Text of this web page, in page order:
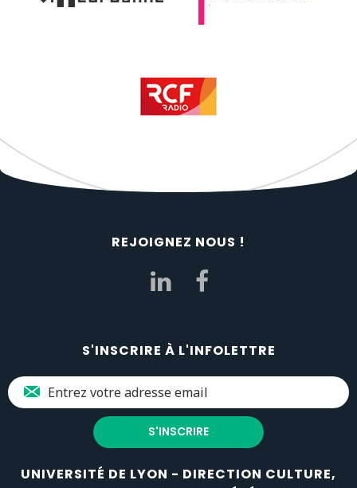
REJOIGNEZ NOUS !
S'INSCRIRE À L'INFOLETTRE
UNIVERSITÉ DE LYON - DIRECTION CULTURE,